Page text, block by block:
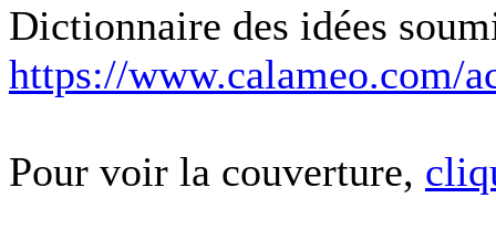
Dictionnaire des idées
https://www.calameo.com/
Pour voir la couverture,